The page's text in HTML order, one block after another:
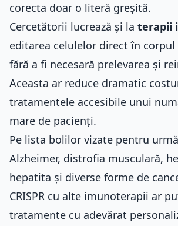
corecta doar o literă greșită.
Cercetătorii lucrează și la terapii
editarea celulelor direct în
fără a fi necesară prelevarea și
Aceasta ar reduce dramatic
tratamentele accesibile unui
mare de pacienți.
Pe lista bolilor vizate pentru
Alzheimer, distrofia musculară,
hepatita și diverse forme de
CRISPR cu alte imunoterapii ar
tratamente cu adevărat